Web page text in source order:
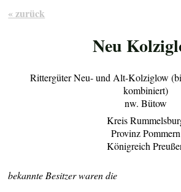
« zurück
Neu
Rittergüter Neu- und Alt-Kolziglow
kombiniert)
nw. Bütow
Kreis
Provinz Pommern
Königreich
bekannte Besitzer waren die